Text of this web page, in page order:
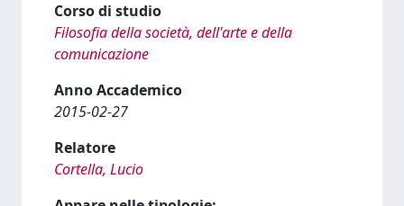
Corso di studio
Filosofia della società, dell'arte e della
comunicazione
Anno Accademico
2015-02-27
Relatore
Cortella, Lucio